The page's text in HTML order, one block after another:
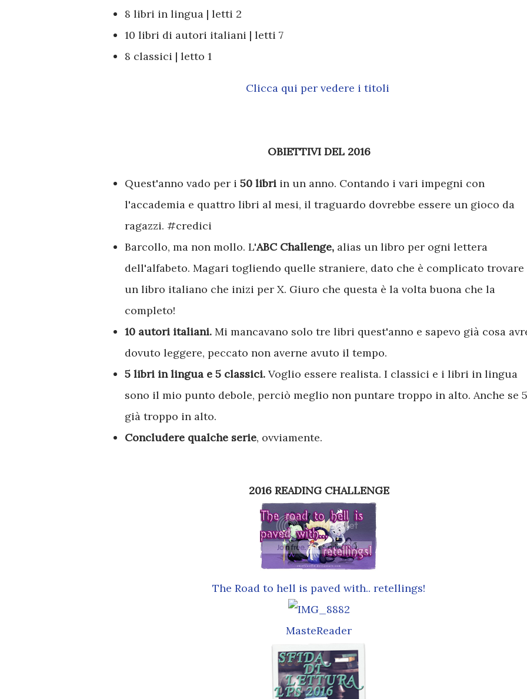
8 libri in lingua | letti 2
10 libri di autori italiani | letti 7
8 classici | letto 1
Clicca qui per vedere i titoli
OBIETTIVI DEL 2016
Quest'anno vado per i 50 libri in un anno. Contando i vari impegni con
l'accademia e quattro libri al mesi, il traguardo dovrebbe essere un gioco da
ragazzi. #credici
Barcollo, ma non mollo. L'ABC Challenge, alias un libro per ogni lettera
dell'alfabeto. Magari togliendo quelle straniere, dato che è complicato trovare
un libro italiano che inizi per X. Giuro che questa è la volta buona che la
completo!
10 autori italiani. Mi mancavano solo tre libri quest'anno e sapevo già cosa
dovuto leggere, peccato non averne avuto il tempo.
5 libri in lingua e 5 classici. Voglio essere realista. I classici e i libri in lingua
sono il mio punto debole, perciò meglio non puntare troppo in alto. Anche se
già troppo in alto.
Concludere qualche serie, ovviamente.
2016 READING CHALLENGE
The Road to hell is paved with.. retellings!
MasteReader